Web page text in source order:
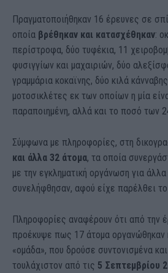
Πραγματοποιήθηκαν 16 έρευνες σε
οποία βρέθηκαν και κατασχέθηκαν:
περίστροφα, δύο τυφέκια, 11
φυσιγγίων και μαχαιριών, δύο
γραμμάρια κοκαϊνης, δύο κιλά
μοτοσικλέτες εκ των οποίων η μία
παραποιημένη, αλλά και το ποσό των
Σύμφωνα με πληροφορίες, στη
και άλλα 32 άτομα, τα οποία
με την εγκληματική οργάνωση για
συνελήφθησαν, αφού είχε παρέλθει
Πληροφορίες αναφέρουν ότι από την
προέκυψε πως 17 άτομα οργανώθηκαν
«ομάδα», που δρούσε συντονισμένα
τουλάχιστον από τις 5 Σεπτεμβρίου